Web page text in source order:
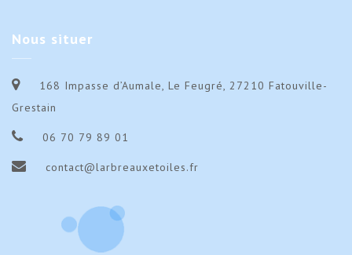
Nous situer
168 Impasse d’Aumale, Le Feugré, 27210 Fatouville-
Grestain
06 70 79 89 01
contact@larbreauxetoiles.fr